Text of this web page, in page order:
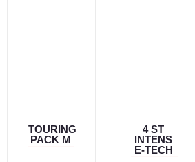
TOURING
PACK M
4 ST
INTENS
E-TECH